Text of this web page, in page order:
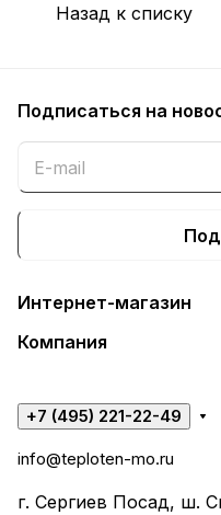
Назад к списку
Подписаться на
Интернет-магазин
Компания
+7 (495) 221-22-49
info@teploten-mo.ru
г. Сергиев Посад, ш.